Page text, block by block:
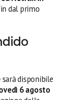
dal primo
sarà disponibile
6 agosto